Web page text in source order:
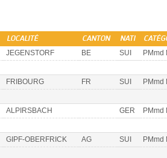
LOCALITÉ CANTON NATI
JEGENSTORF BE SUI PMmd
FRIBOURG FR SUI PMmd
ALPIRSBACH GER PMmd
GIPF-OBERFRICK AG SUI PMmd